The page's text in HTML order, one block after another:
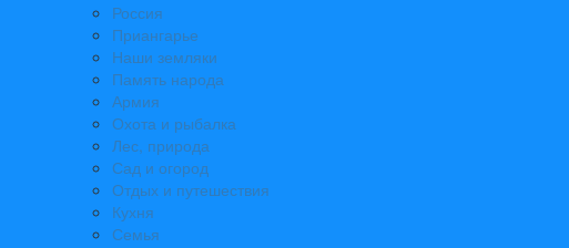
Россия
Приангарье
Наши земляки
Память народа
Армия
Охота и рыбалка
Лес, природа
Сад и огород
Отдых и путешествия
Кухня
Семья